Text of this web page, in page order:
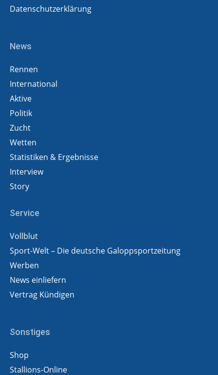
Datenschutzerklärung
News
Rennen
International
Aktive
Politik
Zucht
Wetten
Statistiken & Ergebnisse
Interview
Story
Service
Vollblut
Sport-Welt – Die deutsche Galoppsportzeitung
Werben
News einliefern
Vertrag Kündigen
Sonstiges
Shop
Stallions-Online